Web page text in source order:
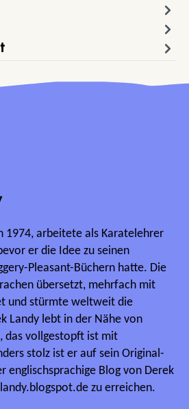
1974, arbeitete als Karatelehrer
er die Idee zu seinen
Pleasant-Büchern hatte. Die
übersetzt, mehrfach mit
und stürmte weltweit die
Landy lebt in der Nähe von
das vollgestopft ist mit
stolz ist er auf sein Original-
englischsprachige Blog von Derek
zu erreichen.